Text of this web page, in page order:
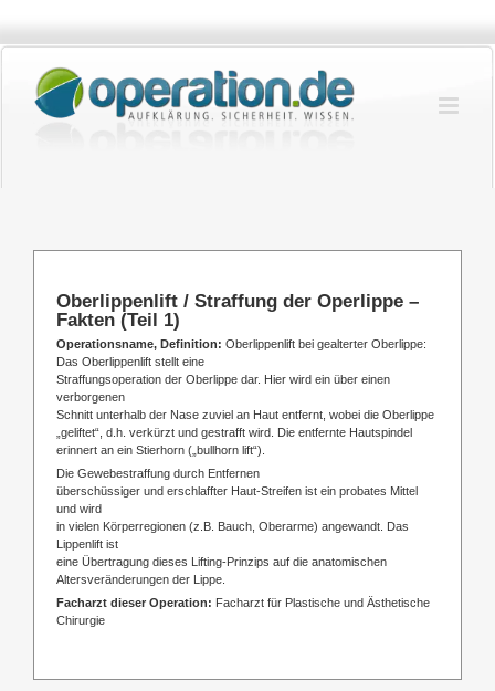
springen
Oberlippenlift / Straffung der Operlippe –
Fakten (Teil 1)
Operationsname, Definition: Oberlippenlift bei gealterter Oberlippe:
Das Oberlippenlift stellt eine
Straffungsoperation der Oberlippe dar. Hier wird ein über einen
verborgenen
Schnitt unterhalb der Nase zuviel an Haut entfernt, wobei die Oberlippe
„geliftet“, d.h. verkürzt und gestrafft wird. Die entfernte Hautspindel
erinnert an ein Stierhorn („bullhorn lift“).
Die Gewebestraffung durch Entfernen
überschüssiger und erschlaffter Haut-Streifen ist ein probates Mittel
und wird
in vielen Körperregionen (z.B. Bauch, Oberarme) angewandt. Das
Lippenlift ist
eine Übertragung dieses Lifting-Prinzips auf die anatomischen
Altersveränderungen der Lippe.
Facharzt dieser Operation: Facharzt für Plastische und Ästhetische
Chirurgie